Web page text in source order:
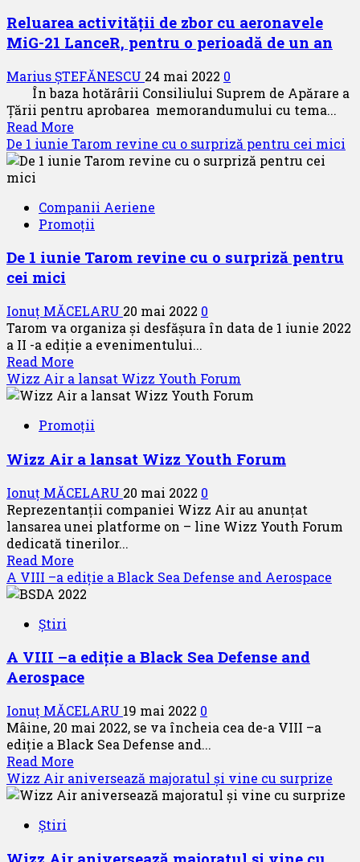
Reluarea activității de zbor cu aeronavele
MiG-21 LanceR, pentru o perioadă de un an
Marius ȘTEFĂNESCU 24 mai 2022 0
În baza hotărârii Consiliului Suprem de Apărare a
Țării pentru aprobarea memorandumului cu tema...
Read More
more
about
de
zbor
aeronavele
LanceR,
pentru
o
de
un
De 1 iunie Tarom revine cu o surpriză pentru cei mici
Companii Aeriene
Promoții
De 1 iunie Tarom revine cu o surpriză pentru
cei mici
Ionuț MĂCELARU 20 mai 2022 0
Tarom va organiza și desfășura în data de 1 iunie 2022
a II -a ediție a evenimentului...
Read More
more
about
1
Tarom
cu
o
surpriză
pentru
cei
mici
Wizz Air a lansat Wizz Youth Forum
Promoții
Wizz Air a lansat Wizz Youth Forum
Ionuț MĂCELARU 20 mai 2022 0
Reprezentanții companiei Wizz Air au anunțat
lansarea unei platforme on – line Wizz Youth Forum
dedicată tinerilor...
Read More
more
about
lansat
Wizz
Forum
A VIII –a ediție a Black Sea Defense and Aerospace
Știri
A VIII –a ediție a Black Sea Defense and
Aerospace
Ionuț MĂCELARU 19 mai 2022 0
Mâine, 20 mai 2022, se va încheia cea de-a VIII –a
ediție a Black Sea Defense and...
Read More
more
about
Wizz Air aniversează majoratul și vine cu surprize
Știri